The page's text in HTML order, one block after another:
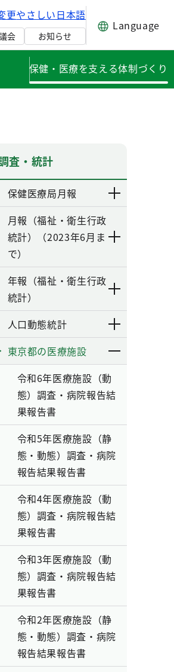
更やさしい日本語
会 お知らせ
Language
保健・医療を支える体制づくり
査・統計
保健医療局月報
月報（福祉・衛生行政
統計）（2023年6月ま
で）
年報（福祉・衛生行政
統計）
人口動態統計
東京都の医療施設
令和6年医療施設（動
態）調査・病院報告結
果報告書
令和5年医療施設（静
態・動態）調査・病院
報告結果報告書
令和4年医療施設（動
態）調査・病院報告結
果報告書
令和3年医療施設（動
態）調査・病院報告結
果報告書
令和2年医療施設（静
態・動態）調査・病院
報告結果報告書